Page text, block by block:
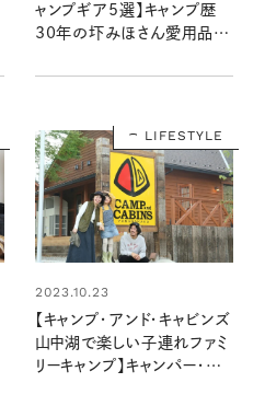
ャンプギア5選】キャンプ歴
30年の圷みほさん愛用品を
LIFESTYLE
2023.10.23
【キャンプ・アンド・キャビンズ
山中湖で楽しい子連れファミ
リーキャンプ】キャンパー・圷